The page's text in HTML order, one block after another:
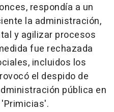
respondía a un
la administración,
y agilizar procesos
fue rechazada
incluidos los
el despido de
pública en